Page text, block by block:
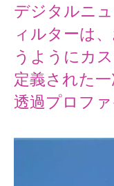
デジタルニ
ィルターは
うようにカ
定義された
透過プロファ